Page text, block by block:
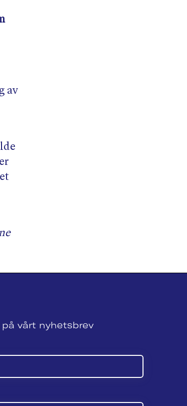
av
vårt nyhetsbrev